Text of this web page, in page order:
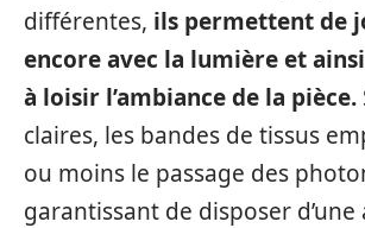
différentes, ils permettent de
encore avec la lumière et
à loisir l’ambiance de la pièce.
claires, les bandes de tissus
ou moins le passage des
garantissant de disposer d’une